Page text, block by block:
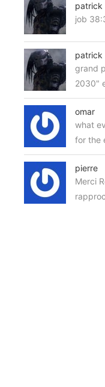
patrick
job
patrick
grand
2030"
omar
what
for the
pierre
Merci